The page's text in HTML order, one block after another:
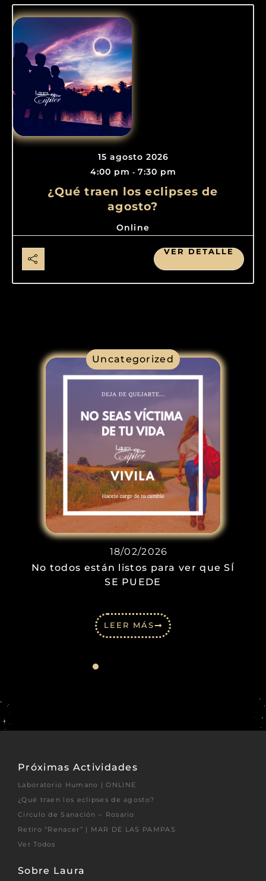
15 agosto 2026
4:00 pm - 7:30 pm
¿Qué traen los eclipses de
agosto?
Online
VER DETALLE
Uncategorized
18/02/2026
No todos están listos para ver que SÍ
SE PUEDE
LEER MÁS
Próximas Actividades
Laboratorio Humano | ONLINE
¿Qué traen los eclipses de agosto?
Circulo de Sanación – Rosario
Retiro “Renacer” | MAR DE LAS PAMPAS
Ver Todos
Sobre Laura